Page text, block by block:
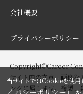
会社概要
プライバシーポリシー
Copyright©Career
サイト内の文章、画像な
ングに属します。複製、
当サイトではCookieを使
イバシーポリシー」を